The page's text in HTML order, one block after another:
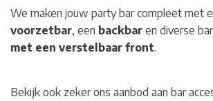
We maken jouw party bar compleet met
voorzetbar, een backbar en diverse
met een verstelbaar front.
Bekijk ook zeker ons aanbod aan bar